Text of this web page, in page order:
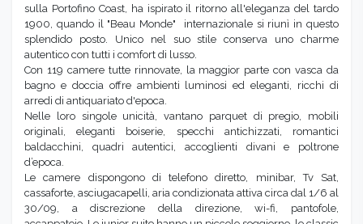
sulla Portofino Coast, ha ispirato il ritorno all'eleganza del tardo
1900, quando il "Beau Monde" internazionale si riunì in questo
splendido posto. Unico nel suo stile conserva uno charme
autentico con tutti i comfort di lusso.
Con 119 camere tutte rinnovate, la maggior parte con vasca da
bagno e doccia offre ambienti luminosi ed eleganti, ricchi di
arredi di antiquariato d'epoca.
Nelle loro singole unicità, vantano parquet di pregio, mobili
originali, eleganti boiserie, specchi antichizzati, romantici
baldacchini, quadri autentici, accoglienti divani e poltrone
d’epoca.
Le camere dispongono di telefono diretto, minibar, Tv Sat,
cassaforte, asciugacapelli, aria condizionata attiva circa dal 1/6 al
30/09, a discrezione della direzione, wi-fi, pantofole,